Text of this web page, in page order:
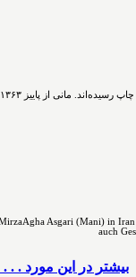
ﻣﻴﺮﺯﺍﺁﻗﺎﻋﺴگرﻯ(ﻣﺎﻧﻰ) شاعر، نویسنده و پژوهشگر ﺩﺭ ﺳﺎﻝ۱۳۳۰ در اسدآباد همدان ﺯﺍﺩﻩ ﺷﺪ. ﺁﻓﺮﻳﻨﺶ ﺍﺩﺑﻰ ﺭﺍ ﺩﺭ ﻧﻮﺟﻮﺍﻧﻰ ﺁﻏﺎﺯ ﻛﺮﺩ. ﺗﺎﻛﻨﻮﻥ ۵۴ ﺟﻠﺪ ﺍﺯ ﺁﺛﺎﺭﺵ ﺑﻪ ﭼﺎﭖ ﺭﺳﻴﺪه‌اﻧﺪ. مانی از ﭘﺎﻳﻴﺰ ۱۳۶۳
Asgari (Mani) in Iran
auch
بيشتر در این مورد . . .